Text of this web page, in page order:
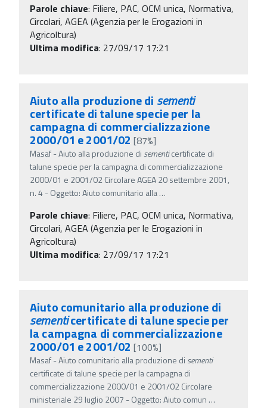
Parole chiave: Filiere, PAC, OCM unica, Normativa,
Circolari, AGEA (Agenzia per le Erogazioni in
Agricoltura)
Ultima modifica: 27/09/17 17:21
Aiuto alla produzione di sementi
certificate di talune specie per la
campagna di commercializzazione
2000/01 e 2001/02 [87%]
Masaf - Aiuto alla produzione di sementicertificate di
talune specie per la campagna di commercializzazione
2000/01 e 2001/02 Circolare AGEA 20 settembre 2001,
n. 4 - Oggetto: Aiuto comunitario alla…
Parole chiave: Filiere, PAC, OCM unica, Normativa,
Circolari, AGEA (Agenzia per le Erogazioni in
Agricoltura)
Ultima modifica: 27/09/17 17:21
Aiuto comunitario alla produzione di
sementicertificate di talune specie per
la campagna di commercializzazione
2000/01 e 2001/02 [100%]
Masaf - Aiuto comunitario alla produzione di sementi
certificate di talune specie per la campagna di
commercializzazione 2000/01 e 2001/02 Circolare
ministeriale 29 luglio 2007 - Oggetto: Aiuto comun …